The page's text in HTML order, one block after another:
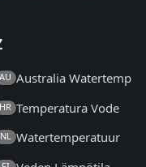
AU Australia Watertemp
HR Temperatura Vode
NL Watertemperatuur